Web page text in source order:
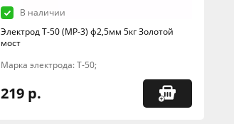
В наличии
Электрод Т-50 (МР-3) ф2,5мм 5кг Золотой
мост
Марка электрода: Т-50;
219 р.